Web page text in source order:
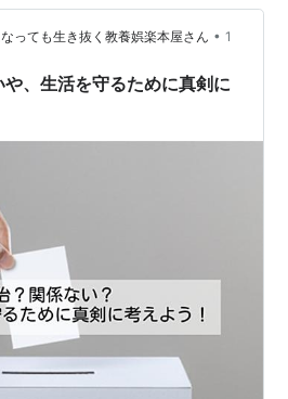
っても生き抜く教養娯楽本屋さん • 1
、生活を守るために真剣に